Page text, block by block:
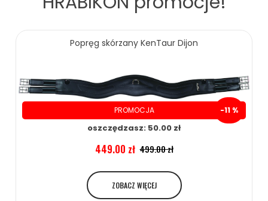
Popręg skórzany KenTaur Dijon
PROMOCJA -11 %
oszczędzasz: 50.00 zł
449.00 zł 499.00 zł
ZOBACZ WIĘCEJ